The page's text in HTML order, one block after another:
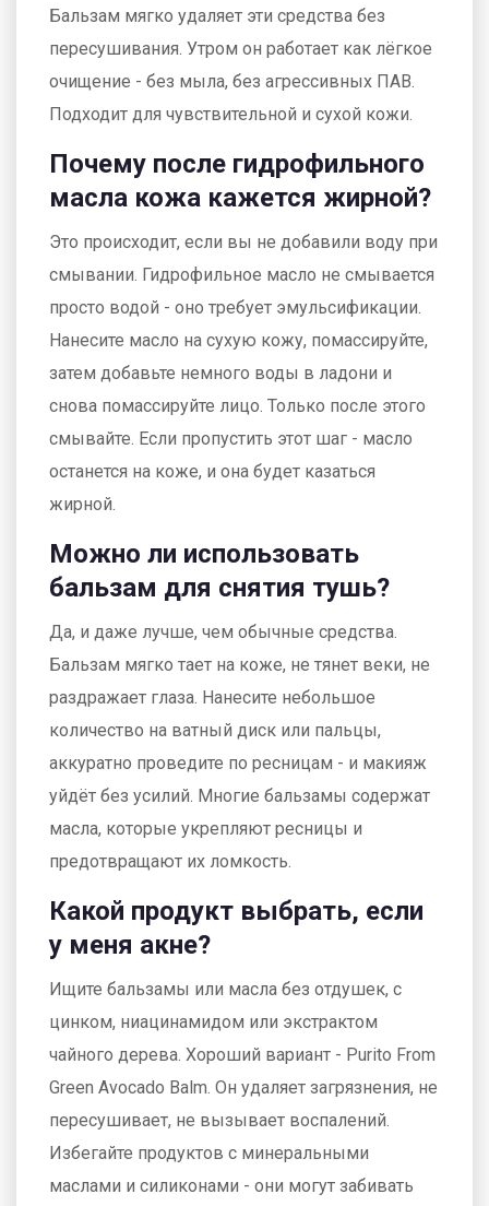
Бальзам мягко удаляет эти средства без
пересушивания. Утром он работает как лёгкое
очищение - без мыла, без агрессивных ПАВ.
Подходит для чувствительной и сухой кожи.
Почему после гидрофильного
масла кожа кажется жирной?
Это происходит, если вы не добавили воду при
смывании. Гидрофильное масло не смывается
просто водой - оно требует эмульсификации.
Нанесите масло на сухую кожу, помассируйте,
затем добавьте немного воды в ладони и
снова помассируйте лицо. Только после этого
смывайте. Если пропустить этот шаг - масло
останется на коже, и она будет казаться
жирной.
Можно ли использовать
бальзам для снятия тушь?
Да, и даже лучше, чем обычные средства.
Бальзам мягко тает на коже, не тянет веки, не
раздражает глаза. Нанесите небольшое
количество на ватный диск или пальцы,
аккуратно проведите по ресницам - и макияж
уйдёт без усилий. Многие бальзамы содержат
масла, которые укрепляют ресницы и
предотвращают их ломкость.
Какой продукт выбрать, если
у меня акне?
Ищите бальзамы или масла без отдушек, с
цинком, ниацинамидом или экстрактом
чайного дерева. Хороший вариант - Purito From
Green Avocado Balm. Он удаляет загрязнения, не
пересушивает, не вызывает воспалений.
Избегайте продуктов с минеральными
маслами и силиконами - они могут забивать